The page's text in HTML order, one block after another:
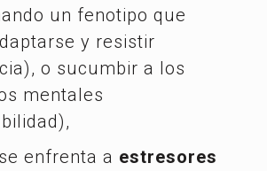
un fenotipo que
y resistir
o sucumbir a los
mentales
enfrenta a estresores